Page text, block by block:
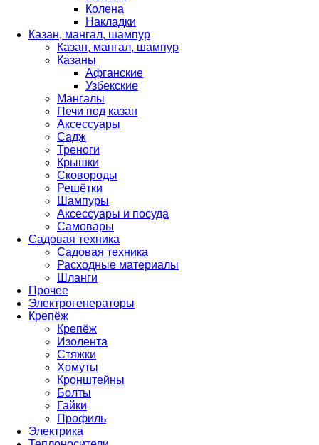
Колена
Накладки
Казан, мангал, шампур
Казан, мангал, шампур
Казаны
Афганские
Узбекские
Мангалы
Печи под казан
Аксессуары
Садж
Треноги
Крышки
Сковороды
Решётки
Шампуры
Аксессуары и посуда
Самовары
Садовая техника
Садовая техника
Расходные материалы
Шланги
Прочее
Электрогенераторы
Крепёж
Крепёж
Изолента
Стяжки
Хомуты
Кронштейны
Болты
Гайки
Профиль
Электрика